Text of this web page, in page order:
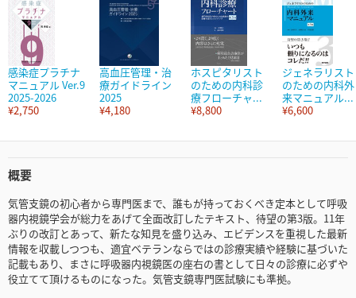
感染症プラチナ
マニュアル Ver.9
2025-2026
¥2,750
高血圧管理・治
療ガイドライン
2025
¥4,180
ホスピタリスト
のための内科診
療フローチャ...
¥8,800
ジェネラリスト
のための内科外
来マニュアル...
¥6,600
概要
気管支鏡の初心者から専門医まで、誰もが持っておくべき定本として呼吸
器内視鏡学会が総力をあげて全面改訂したテキスト、待望の第3版。11年
ぶりの改訂とあって、新たな知見を盛り込み、エビデンスを重視した最新
情報を収載しつつも、適宜ベテランならではの診療実績や経験に基づいた
記載もあり、まさに呼吸器内視鏡医の座右の書として日々の診療に必ずや
役立てて頂けるものになった。気管支鏡専門医試験にも準拠。